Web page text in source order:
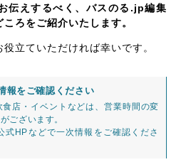
伝えするべく、バスのる.jp編集
ろをご紹介いたします。
立ていただければ幸いです。
報をご確認ください
店・イベントなどは、営業時間の変
ございます。
式HPなどで一次情報をご確認くださ